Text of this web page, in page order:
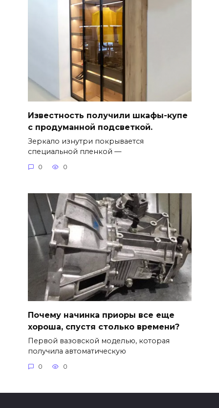
Известность получили шкафы-купе
с продуманной подсветкой.
Зеркало изнутри покрывается
специальной пленкой —
0 0
Почему начинка приоры все еще
хороша, спустя столько времени?
Первой вазовской моделью, которая
получила автоматическую
0 0